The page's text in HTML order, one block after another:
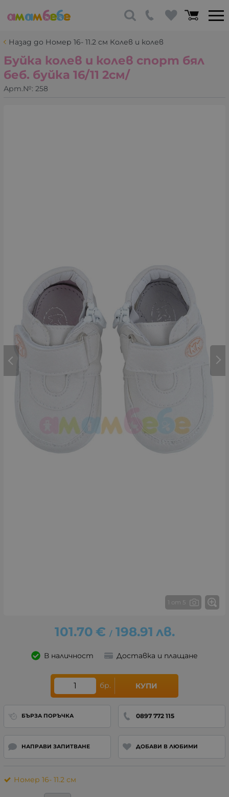
Назад до Номер 16- 11.2 см Колев и колев
Буйка колев и колев спорт бял
беб. буйка 16/11 2см/
Арт.№: 258
1 от 5
101.70 € / 198.91 лв.
В наличност Доставка и плащане
бр. КУПИ
БЪРЗА ПОРЪЧКА 0897 772 115
НАПРАВИ ЗАПИТВАНЕ ДОБАВИ В ЛЮБИМИ
Номер 16- 11.2 см